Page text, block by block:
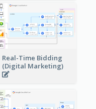
Real-Time Bidding
(Digital Marketing)